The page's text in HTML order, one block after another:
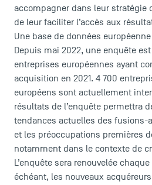
LES INDISPENSABLES
Le corps professoral
Campus tour
Accréditations
accompagner dans leur
de leur faciliter l’accès aux
Une base de données européenne
Depuis mai 2022, une enquête
entreprises européennes ayant
acquisition en 2021. 4 700
européens sont actuellement
résultats de l’enquête permettra
tendances actuelles des fusions-
et les préoccupations premières
notamment dans le contexte de
L’enquête sera renouvelée
échéant, les nouveaux